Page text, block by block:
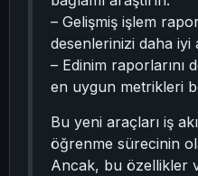
– Gelişmiş işlem
desenlerinizi daha iyi
– Edinim raporlarını
en uygun metrikleri
Bu yeni araçları iş
öğrenme sürecinin
Ancak, bu özellikler